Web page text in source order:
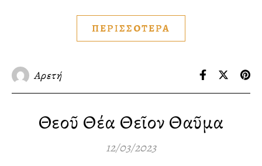
ΠΕΡΙΣΣΟΤΕΡΑ
Αρετή
Θεοῦ Θέα Θεῖον Θαῦμα
12/03/2023